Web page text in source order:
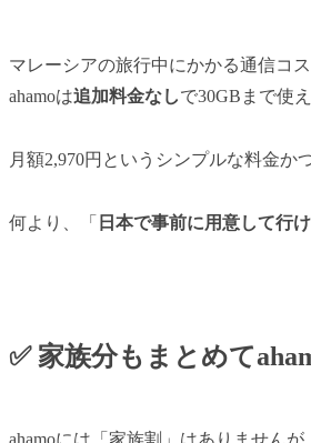
マレーシアの旅行中にかかる通信コ
ahamoは追加料金なしで30GBまで使
月額2,970円というシンプルな料金か
何より、「 日本で事前に用意して行
✅ 家族分もまとめて
ahamoには「家族割」はありませんが